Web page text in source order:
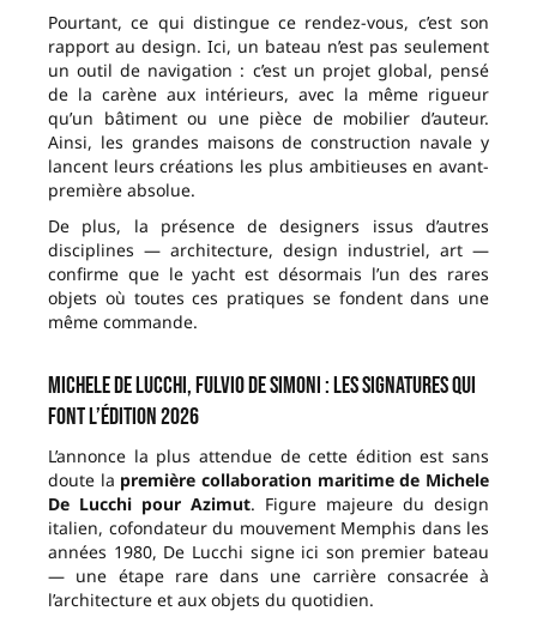
Pourtant, ce qui distingue ce rendez-vous, c’est son
rapport au design. Ici, un bateau n’est pas seulement
un outil de navigation : c’est un projet global, pensé
de la carène aux intérieurs, avec la même rigueur
qu’un bâtiment ou une pièce de mobilier d’auteur.
Ainsi, les grandes maisons de construction navale y
lancent leurs créations les plus ambitieuses en avant-
première absolue.
De plus, la présence de designers issus d’autres
disciplines — architecture, design industriel, art —
confirme que le yacht est désormais l’un des rares
objets où toutes ces pratiques se fondent dans une
même commande.
Michele De Lucchi, Fulvio De Simoni : les signatures qui
font l’édition 2026
L’annonce la plus attendue de cette édition est sans
doute la première collaboration maritime de Michele
De Lucchi pour Azimut. Figure majeure du design
italien, cofondateur du mouvement Memphis dans les
années 1980, De Lucchi signe ici son premier bateau
— une étape rare dans une carrière consacrée à
l’architecture et aux objets du quotidien.